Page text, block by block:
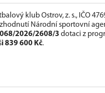
klub Ostrov, z. s., IČO
Národní sportovní
2026/2608/3 dotaci z
i 839 600 Kč.